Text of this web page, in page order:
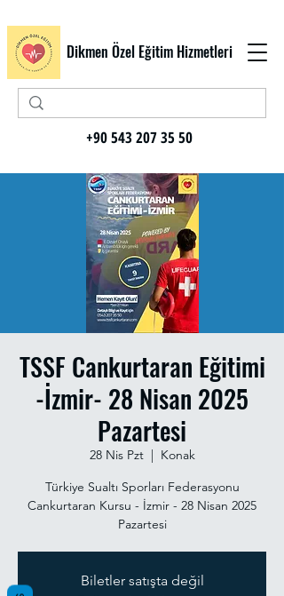
Dikmen Özel Eğitim Hizmetleri
+90 543 207 35 50
TSSF Cankurtaran Eğitimi
-İzmir- 28 Nisan 2025
Pazartesi
28 Nis Pzt
  |
Konak
Türkiye Sualtı Sporları Federasyonu
Cankurtaran Kursu - İzmir - 28 Nisan 2025
Pazartesi
Biletler satışta değil